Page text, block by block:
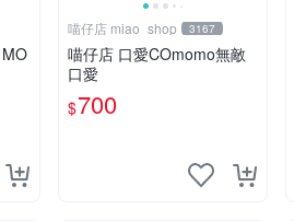
喵仔店 miao_shop 3167
喵仔店 口愛COmomo無敵
口愛
$700